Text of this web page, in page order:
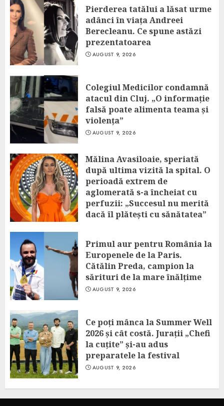
Pierderea tatălui a lăsat urme
adânci în viața Andreei
Berecleanu. Ce spune astăzi
prezentatoarea
AUGUST 9, 2026
Colegiul Medicilor condamnă
atacul din Cluj. „O informație
falsă poate alimenta teama și
violența”
AUGUST 9, 2026
Mălina Avasiloaie, speriată
după ultima vizită la spital. O
perioadă extrem de
aglomerată s-a încheiat cu
perfuzii: „Succesul nu merită
dacă îl plătești cu sănătatea”
Primul aur pentru România la
Europenele de la Paris.
Cătălin Preda, campion la
sărituri de la mare înălțime
AUGUST 9, 2026
Ce poți mânca la Summer Well
2026 și cât costă. Jurații „Chefi
la cuțite” și-au adus
preparatele la festival
AUGUST 9, 2026